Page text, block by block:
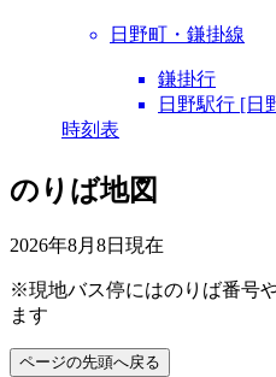
日野町・鎌掛線
鎌掛行
日野駅行 [日
時刻表
のりば地図
2026年8月8日 現在
※現地バス停にはのりば番号
ます
ページの先頭へ戻る